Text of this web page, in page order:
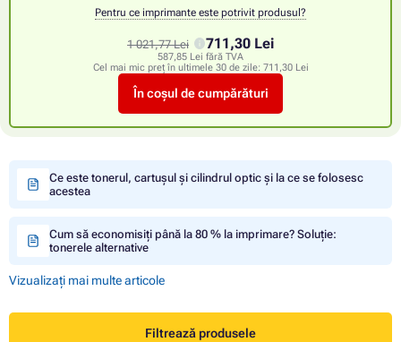
Pentru ce imprimante este potrivit produsul?
1 021,77 Lei 711,30 Lei
587,85 Lei fără TVA
Cel mai mic preț în ultimele 30 de zile: 711,30 Lei
În coșul de cumpărături
Ce este tonerul, cartușul și cilindrul optic și la ce se folosesc
acestea
Cum să economisiți până la 80 % la imprimare? Soluție:
tonerele alternative
Vizualizați mai multe articole
Filtrează produsele